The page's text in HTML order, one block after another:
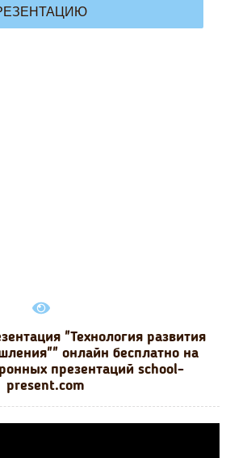
"Технология развития
онлайн бесплатно на
презентаций school-
present.com